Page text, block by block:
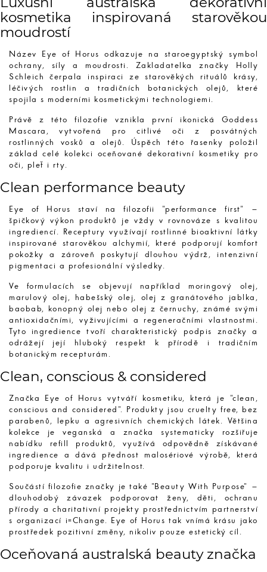
kosmetika inspirovaná starověkou
moudrostí
Název Eye of Horus odkazuje na staroegyptský symbol
ochrany, síly a moudrosti. Zakladatelka značky Holly
Schleich čerpala inspiraci ze starověkých rituálů krásy,
léčivých rostlin a tradičních botanických olejů, které
spojila s moderními kosmetickými technologiemi.
Právě z této filozofie vznikla první ikonická Goddess
Mascara, vytvořená pro citlivé oči z posvátných
rostlinných vosků a olejů. Úspěch této řasenky položil
základ celé kolekci oceňované dekorativní kosmetiky pro
oči, pleť i rty.
Clean performance beauty
Eye of Horus staví na filozofii "performance first" –
špičkový výkon produktů je vždy v rovnováze s kvalitou
ingrediencí. Receptury využívají rostlinné bioaktivní látky
inspirované starověkou alchymií, které podporují komfort
pokožky a zároveň poskytují dlouhou výdrž, intenzivní
pigmentaci a profesionální výsledky.
Ve formulacích se objevují například moringový olej,
marulový olej, habešský olej, olej z granátového jablka,
baobab, konopný olej nebo olej z černuchy, známé svými
antioxidačními, vyživujícími a regeneračními vlastnostmi.
Tyto ingredience tvoří charakteristický podpis značky a
odrážejí její hluboký respekt k přírodě i tradičním
botanickým recepturám.
Clean, conscious & considered
Značka Eye of Horus vytváří kosmetiku, která je "clean,
conscious and considered". Produkty jsou cruelty free, bez
parabenů, lepku a agresivních chemických látek. Většina
kolekce je veganská a značka systematicky rozšiřuje
nabídku refill produktů, využívá odpovědně získávané
ingredience a dává přednost malosériové výrobě, která
podporuje kvalitu i udržitelnost.
Součástí filozofie značky je také "Beauty With Purpose" –
dlouhodobý závazek podporovat ženy, děti, ochranu
přírody a charitativní projekty prostřednictvím partnerství
s organizací i=Change. Eye of Horus tak vnímá krásu jako
prostředek pozitivní změny, nikoliv pouze estetický cíl.
Oceňovaná australská beauty značka